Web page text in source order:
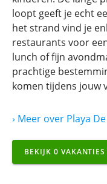
loopt geeft je echt
het strand vind je
restaurants voor
lunch of fijn
prachtige
komen tijdens jouw
› Meer over Playa
BEKIJK 0 VAKANTIES